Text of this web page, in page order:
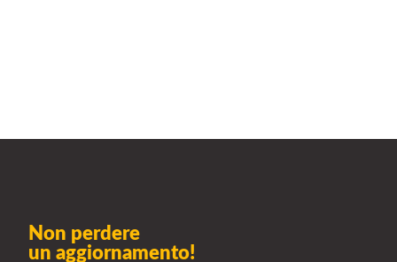
Non perdere
un aggiornamento!